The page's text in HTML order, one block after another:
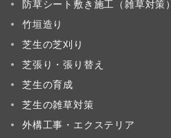
防草シート敷き施工（雑草対策）
竹垣造り
芝生の芝刈り
芝張り・張り替え
芝生の育成
芝生の雑草対策
外構工事・エクステリア